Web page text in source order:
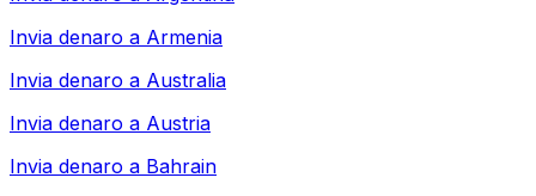
Invia denaro a Armenia
Invia denaro a Australia
Invia denaro a Austria
Invia denaro a Bahrain